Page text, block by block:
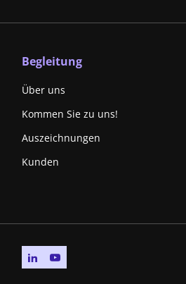
Begleitung
Über uns
Kommen Sie zu uns!
Auszeichnungen
Kunden
Go to linkedin page
Go to youtube page